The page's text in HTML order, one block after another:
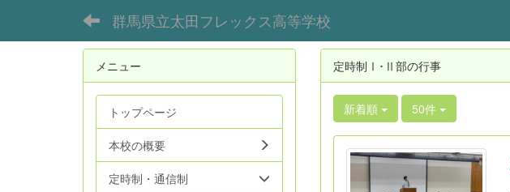
群馬県立太田フレックス高等学校
定時制Ⅰ･Ⅱ部の行事
新着順 50件
メニュー
トップページ
本校の概要
定時制・通信制